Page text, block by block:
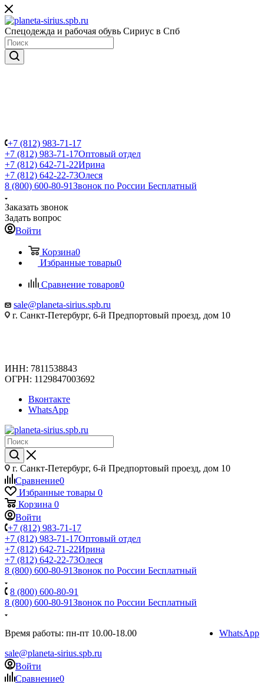
Спецодежда и рабочая обувь Сириус в Спб
+7 (812) 983-71-17
+7 (812) 983-71-17Оптовый отдел
+7 (812) 642-71-22Ирина
+7 (812) 642-22-73Олеся
8 (800) 600-80-91Звонок по России Бесплатный
Заказать звонок
Задать вопрос
Войти
Корзина0
Избранные товары0
Сравнение товаров0
sale@planeta-sirius.spb.ru
г. Санкт-Петербург, 6-й Предпортовый проезд, дом 10
ИНН: 7811538843
ОГРН: 1129847003692
Вконтакте
WhatsApp
г. Санкт-Петербург, 6-й Предпортовый проезд, дом 10
Сравнение0
Избранные товары 0
Корзина 0
Войти
+7 (812) 983-71-17
+7 (812) 983-71-17Оптовый отдел
+7 (812) 642-71-22Ирина
+7 (812) 642-22-73Олеся
8 (800) 600-80-91Звонок по России Бесплатный
8 (800) 600-80-91
8 (800) 600-80-91Звонок по России Бесплатный
Время работы: пн-пт 10.00-18.00
sale@planeta-sirius.spb.ru
WhatsApp
Войти
Сравнение0